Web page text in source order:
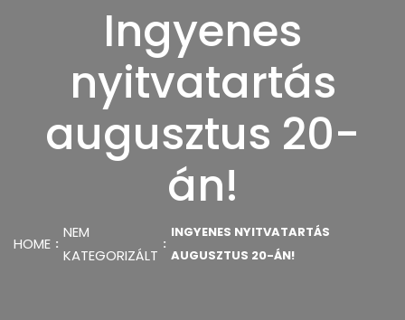
Ingyenes
nyitvatartás
augusztus 20-
án!
HOME
NEM
KATEGORIZÁLT
INGYENES NYITVATARTÁS
AUGUSZTUS 20-ÁN!